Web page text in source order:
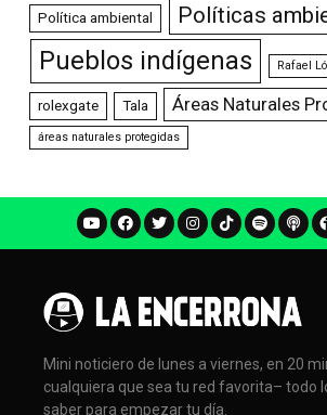
Política ambiental Políticas
Pueblos indígenas Rafael
rolexgate Tala Áreas Naturales
áreas naturales protegidas
Mini noticiero de lunes a viernes, en 20
cualquiera que sea tu red favorita– todo
saber para empezar tu día.